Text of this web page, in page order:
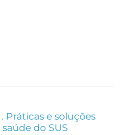
Práticas e soluções
do SUS